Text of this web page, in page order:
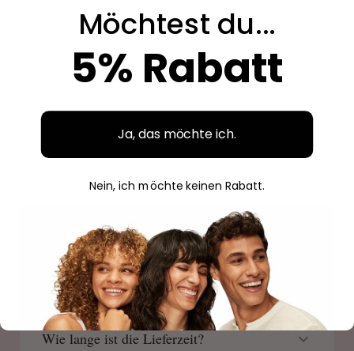
Savanne
Verifizierter Kauf
HÄUFIG GESTELLTE FRAGEN
Gut zuwissen
Wie lange ist die Lieferzeit?
Möchtest du...
5% Rabatt
Ja, das möchte ich.
Nein, ich möchte keinen Rabatt.